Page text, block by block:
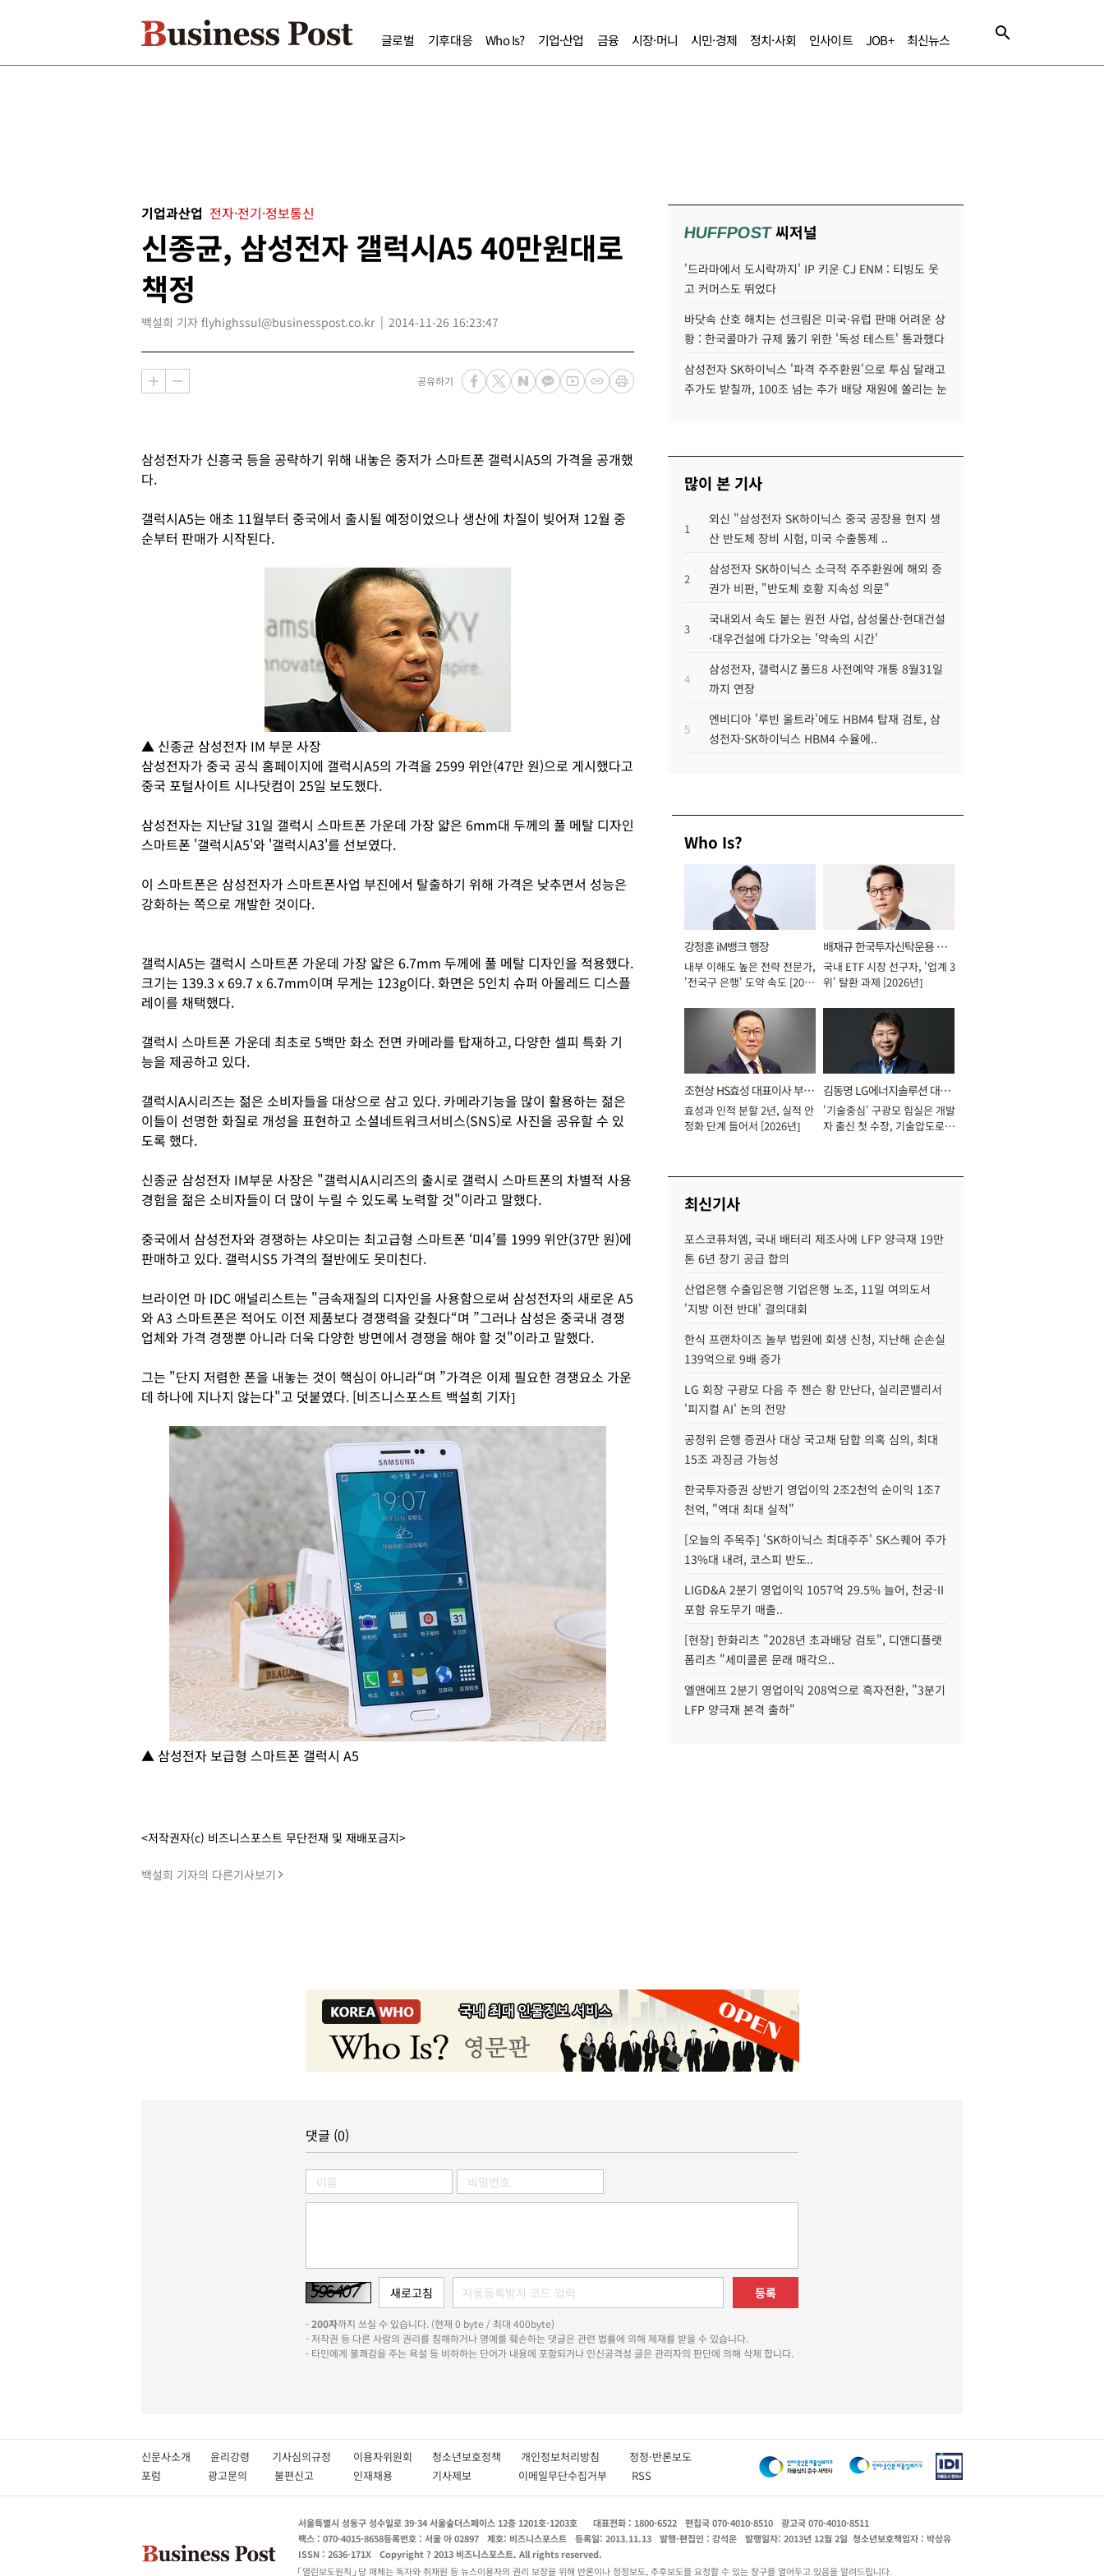
글로벌 기후대응 Who Is? 기업·산업 금융 시장·머니 시민·경제 정치·사회 인사이트 JOB+ 최신뉴스
기업과산업 전자·전기·정보통신
신종균, 삼성전자 갤럭시A5 40만원대로
책정
백설희 기자 flyhighssul@businesspost.co.kr 2014-11-26 16:23:47
공유하기
삼성전자가 신흥국 등을 공략하기 위해 내놓은 중저가 스마트폰 갤럭시A5의 가격을 공개했
다.
갤럭시A5는 애초 11월부터 중국에서 출시될 예정이었으나 생산에 차질이 빚어져 12월 중
순부터 판매가 시작된다.
▲ 신종균 삼성전자 IM 부문 사장
삼성전자가 중국 공식 홈페이지에 갤럭시A5의 가격을 2599 위안(47만 원)으로 게시했다고
중국 포털사이트 시나닷컴이 25일 보도했다.
삼성전자는 지난달 31일 갤럭시 스마트폰 가운데 가장 얇은 6mm대 두께의 풀 메탈 디자인
스마트폰 '갤럭시A5'와 '갤럭시A3'를 선보였다.
이 스마트폰은 삼성전자가 스마트폰사업 부진에서 탈출하기 위해 가격은 낮추면서 성능은
강화하는 쪽으로 개발한 것이다.
갤럭시A5는 갤럭시 스마트폰 가운데 가장 얇은 6.7mm 두께에 풀 메탈 디자인을 적용했다.
크기는 139.3 x 69.7 x 6.7mm이며 무게는 123g이다. 화면은 5인치 슈퍼 아몰레드 디스플
레이를 채택했다.
갤럭시 스마트폰 가운데 최초로 5백만 화소 전면 카메라를 탑재하고, 다양한 셀피 특화 기
능을 제공하고 있다.
갤럭시A시리즈는 젊은 소비자들을 대상으로 삼고 있다. 카메라기능을 많이 활용하는 젊은
이들이 선명한 화질로 개성을 표현하고 소셜네트워크서비스(SNS)로 사진을 공유할 수 있
도록 했다.
신종균 삼성전자 IM부문 사장은 "갤럭시A시리즈의 출시로 갤럭시 스마트폰의 차별적 사용
경험을 젊은 소비자들이 더 많이 누릴 수 있도록 노력할 것"이라고 말했다.
중국에서 삼성전자와 경쟁하는 샤오미는 최고급형 스마트폰 ‘미4’를 1999 위안(37만 원)에
판매하고 있다. 갤럭시S5 가격의 절반에도 못미친다.
브라이언 마 IDC 애널리스트는 "금속재질의 디자인을 사용함으로써 삼성전자의 새로운 A5
와 A3 스마트폰은 적어도 이전 제품보다 경쟁력을 갖췄다“며 ”그러나 삼성은 중국내 경쟁
업체와 가격 경쟁뿐 아니라 더욱 다양한 방면에서 경쟁을 해야 할 것"이라고 말했다.
그는 "단지 저렴한 폰을 내놓는 것이 핵심이 아니라“며 ”가격은 이제 필요한 경쟁요소 가운
데 하나에 지나지 않는다"고 덧붙였다. [비즈니스포스트 백설희 기자]
▲ 삼성전자 보급형 스마트폰 갤럭시 A5
<저작권자(c) 비즈니스포스트 무단전재 및 재배포금지>
백설희 기자의 다른기사보기
HUFFPOST씨저널
'드라마에서 도시락까지' IP 키운 CJ ENM : 티빙도 웃
고 커머스도 뛰었다
바닷속 산호 해치는 선크림은 미국·유럽 판매 어려운 상
황 : 한국콜마가 규제 뚫기 위한 '독성 테스트' 통과했다
삼성전자 SK하이닉스 '파격 주주환원'으로 투심 달래고
주가도 받칠까, 100조 넘는 추가 배당 재원에 쏠리는 눈
많이 본 기사
1
외신 "삼성전자 SK하이닉스 중국 공장용 현지 생
산 반도체 장비 시험, 미국 수출통제 ..
2
삼성전자 SK하이닉스 소극적 주주환원에 해외 증
권가 비판, "반도체 호황 지속성 의문"
3
국내외서 속도 붙는 원전 사업, 삼성물산·현대건설
·대우건설에 다가오는 '약속의 시간'
4
삼성전자, 갤럭시Z 폴드8 사전예약 개통 8월31일
까지 연장
5
엔비디아 '루빈 울트라'에도 HBM4 탑재 검토, 삼
성전자·SK하이닉스 HBM4 수율에..
Who Is?
강정훈 iM뱅크 행장
내부 이해도 높은 전략 전문가,
'전국구 은행' 도약 속도 [2026
배재규 한국투자신탁운용 대
표이사 사장
국내 ETF 시장 선구자, '업계 3
위' 탈환 과제 [2026년]
조현상 HS효성 대표이사 부회
장
효성과 인적 분할 2년, 실적 안
정화 단계 들어서 [2026년]
김동명 LG에너지솔루션 대표
이사 사장
'기술중심' 구광모 힘실은 개발
자 출신 첫 수장, 기술압도로
최신기사
포스코퓨처엠, 국내 배터리 제조사에 LFP 양극재 19만
톤 6년 장기 공급 합의
산업은행 수출입은행 기업은행 노조, 11일 여의도서
'지방 이전 반대' 결의대회
한식 프랜차이즈 놀부 법원에 회생 신청, 지난해 순손실
139억으로 9배 증가
LG 회장 구광모 다음 주 젠슨 황 만난다, 실리콘밸리서
'피지컬 AI' 논의 전망
공정위 은행 증권사 대상 국고채 담합 의혹 심의, 최대
15조 과징금 가능성
한국투자증권 상반기 영업이익 2조2천억 순이익 1조7
천억, "역대 최대 실적"
[오늘의 주목주] 'SK하이닉스 최대주주' SK스퀘어 주가
13%대 내려, 코스피 반도..
LIGD&A 2분기 영업이익 1057억 29.5% 늘어, 천궁-II
포함 유도무기 매출..
[현장] 한화리츠 "2028년 초과배당 검토", 디앤디플랫
폼리츠 "세미콜론 문래 매각으..
엘앤에프 2분기 영업이익 208억으로 흑자전환, "3분기
LFP 양극재 본격 출하"
댓글 (0)
등록
-200자까지 쓰실 수 있습니다. (현재 0 byte / 최대 400byte)
- 저작권 등 다른 사람의 권리를 침해하거나 명예를 훼손하는 댓글은 관련 법률에 의해 제재를 받을 수 있습니다.
- 타인에게 불쾌감을 주는 욕설 등 비하하는 단어가 내용에 포함되거나 인신공격성 글은 관리자의 판단에 의해 삭제 합니다.
신문사소개 윤리강령 기사심의규정 이용자위원회 청소년보호정책 개인정보처리방침 정정·반론보도
포럼
광고문의 불편신고 인재채용 기사제보 이메일무단수집거부 RSS
서울특별시 성동구 성수일로 39-34 서울숲더스페이스 12층 1201호-1203호 대표전화 : 1800-6522 편집국 070-4010-8510
광고국 070-4010-8511
팩스 : 070-4015-8658등록번호 : 서울 아 02897 제호: 비즈니스포스트 등록일: 2013.11.13 발행·편집인 : 강석운 발행일자: 2013년 12월 2일 청소년보호책임자 : 박상유
ISSN : 2636-171X
Copyright ? 2013 비즈니스포스트. All rights reserved.
열린보도원칙
당 매체는 독자와 취재원 등 뉴스이용자의 권리 보장을 위해 반론이나 정정보도, 추후보도를 요청할 수 있는 창구를 열어두고 있음을 알려드립니다.